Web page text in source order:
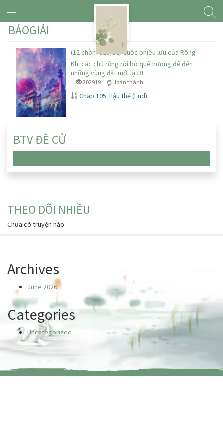
BẢOGIẢI
(12 chòm sao/BL) Cuộc phiêu lưu của Rồng
Khi các chú rồng rời bỏ quê hương để đến
những vùng đất mới lạ :3!
202919 Hoàn thành
Chap 105: Hậu thế (End)
BTV ĐỀ CỬ
THEO DÕI NHIỀU
Chưa có truyện nào
Archives
June 2026
Categories
Uncategorized